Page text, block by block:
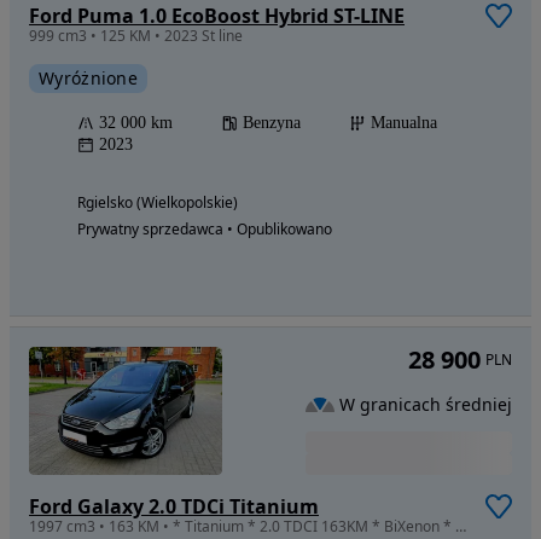
Ford Puma 1.0 EcoBoost Hybrid ST-LINE
999 cm3 • 125 KM • 2023 St line
Wyróżnione
32 000 km Benzyna
Manualna
2023
Rgielsko (Wielkopolskie)
Prywatny sprzedawca • Opublikowano
Ford Galaxy 2.0 TDCi Titanium
1997 cm3 • 163 KM • * Titanium * 2.0 TDCI 163KM * BiXenon * Navigacja * KeyLess *
28 900 PLN
W granicach średniej